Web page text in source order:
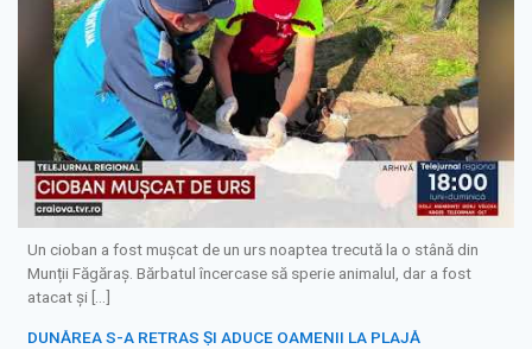
Un cioban a fost mușcat de un urs noaptea trecută la o stână din
Munții Făgăraș. Bărbatul încercase să sperie animalul, dar a fost
atacat și […]
DUNĂREA S-A RETRAS ŞI ADUCE OAMENII LA PLAJĂ